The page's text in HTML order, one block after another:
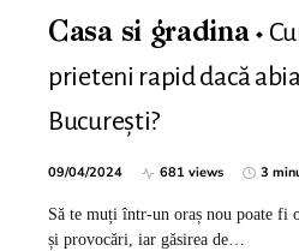
Casa si gradina
prieteni rapid dacă
București?
09/04/2024 681 views 3
Să te muți într-un oraș nou poate fi
și provocări, iar găsirea de…